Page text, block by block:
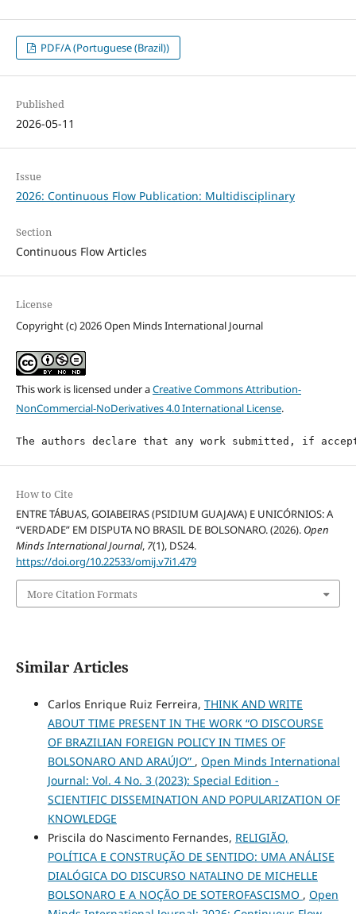
PDF/A (Portuguese (Brazil))
Published
2026-05-11
Issue
2026: Continuous Flow Publication: Multidisciplinary
Section
Continuous Flow Articles
License
Copyright (c) 2026 Open Minds International Journal
This work is licensed under aCreative Commons Attribution-
NonCommercial-NoDerivatives 4.0 International License.
The authors declare that any work submitted, if
How to Cite
ENTRE TÁBUAS, GOIABEIRAS (PSIDIUM GUAJAVA) E UNICÓRNIOS: A
“VERDADE” EM DISPUTA NO BRASIL DE BOLSONARO. (2026). Open
Minds International Journal, 7(1), DS24.
https://doi.org/10.22533/omij.v7i1.479
More Citation Formats
Similar Articles
Carlos Enrique Ruiz Ferreira, THINK AND WRITE
ABOUT TIME PRESENT IN THE WORK “O DISCOURSE
OF BRAZILIAN FOREIGN POLICY IN TIMES OF
BOLSONARO AND ARAÚJO” , Open Minds International
Journal: Vol. 4 No. 3 (2023): Special Edition -
SCIENTIFIC DISSEMINATION AND POPULARIZATION OF
KNOWLEDGE
Priscila do Nascimento Fernandes, RELIGIÃO,
POLÍTICA E CONSTRUÇÃO DE SENTIDO: UMA ANÁLISE
DIALÓGICA DO DISCURSO NATALINO DE MICHELLE
BOLSONARO E A NOÇÃO DE SOTEROFASCISMO , Open